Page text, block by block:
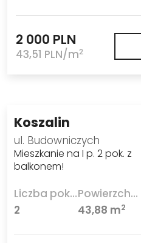
2 000 PLN
43,51 PLN/m2
Koszalin
ul. Budowniczych
Mieszkanie na I p. 2 pok. z
balkonem!
Liczba pokoi
2
Powierzchnia
43,88 m2